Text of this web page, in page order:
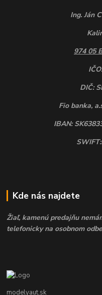
Ing. Ján
974 05
DIČ:
Fio banka,
IBAN:
Kde nás najdete
Žiaľ, kamenú predajňu
telefonicky na osobnom
modelyaut.sk